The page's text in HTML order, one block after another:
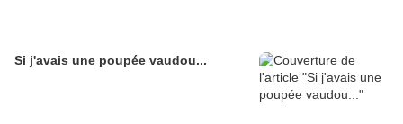
Si j'avais une poupée vaudou...